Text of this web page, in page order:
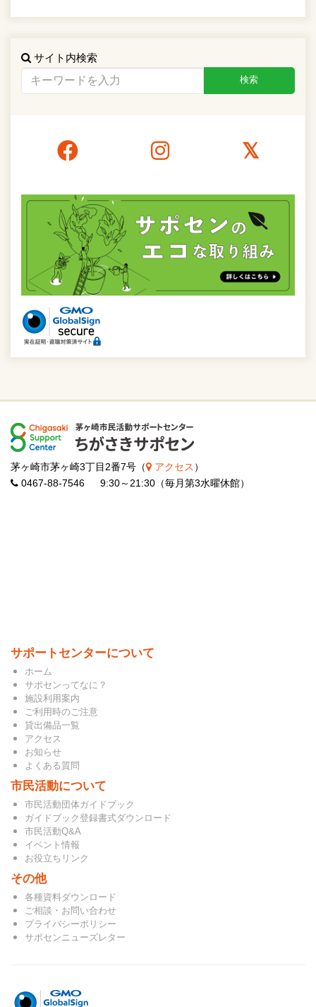
サイト内検索
茅ヶ崎市茅ヶ崎3丁目2番7号（ アクセス ）
0467-88-7546 9:30～21:30（毎月第3水曜休館）
サポートセンターについて
ホーム
サポセンってなに？
施設利用案内
ご利用時のご注意
貸出備品一覧
アクセス
お知らせ
よくある質問
市民活動について
市民活動団体ガイドブック
ガイドブック登録書式ダウンロード
市民活動Q&A
イベント情報
お役立ちリンク
その他
各種資料ダウンロード
ご相談・お問い合わせ
プライバシーポリシー
サポセンニューズレター